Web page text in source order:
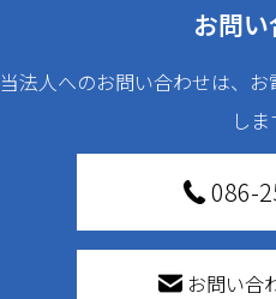
お問
当法人へのお問い合わせは、
しま
086-
お問い合